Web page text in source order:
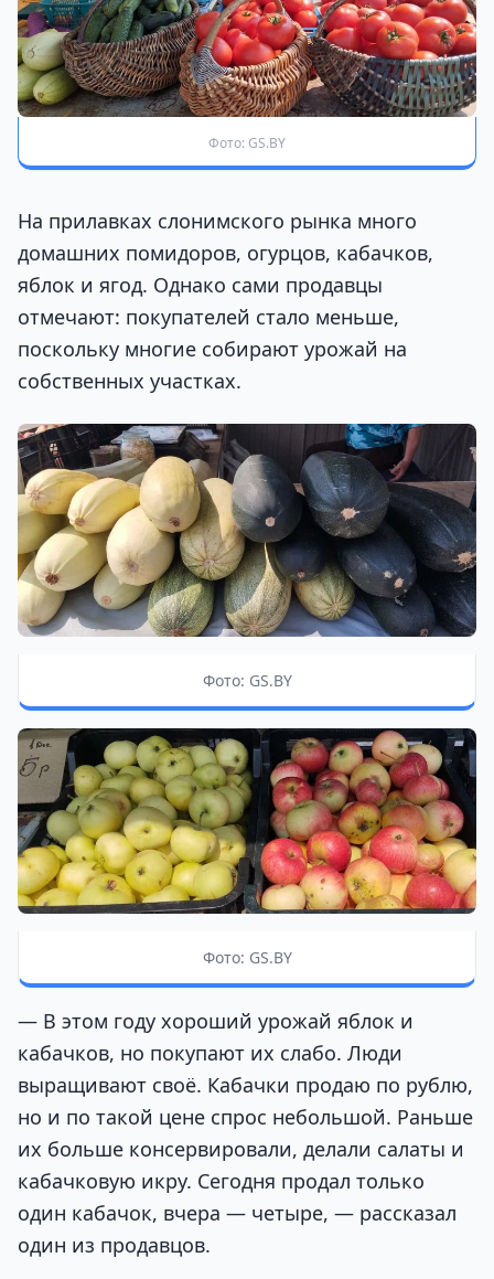
Фото: GS.BY
На прилавках слонимского рынка много
домашних помидоров, огурцов, кабачков,
яблок и ягод. Однако сами продавцы
отмечают: покупателей стало меньше,
поскольку многие собирают урожай на
собственных участках.
Фото: GS.BY
Фото: GS.BY
— В этом году хороший урожай яблок и
кабачков, но покупают их слабо. Люди
выращивают своё. Кабачки продаю по рублю,
но и по такой цене спрос небольшой. Раньше
их больше консервировали, делали салаты и
кабачковую икру. Сегодня продал только
один кабачок, вчера — четыре, — рассказал
один из продавцов.